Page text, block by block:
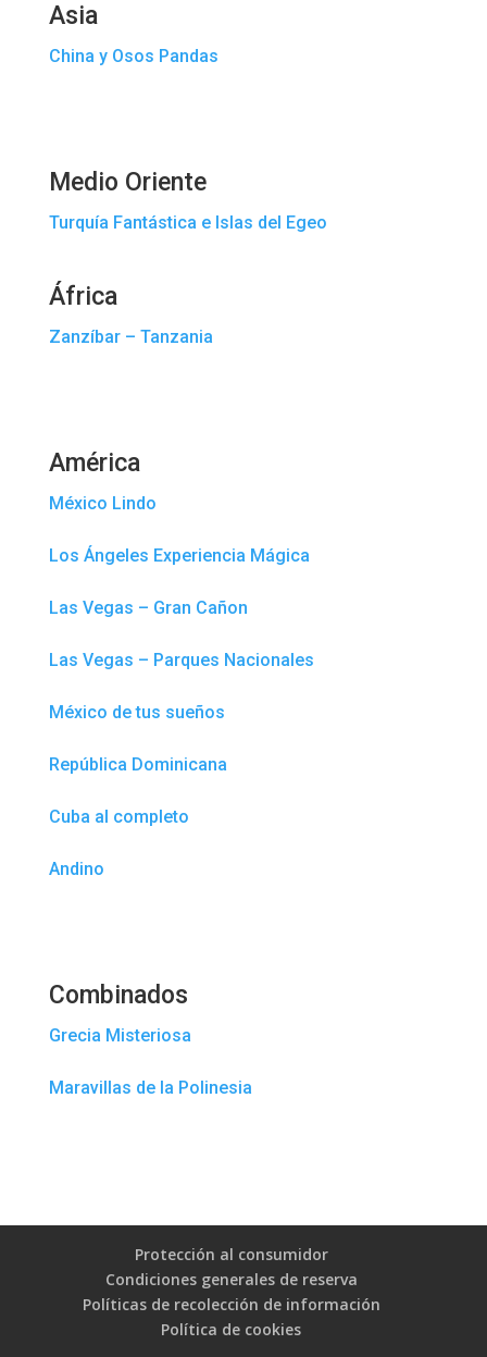
Asia
China y Osos Pandas
Medio Oriente
Turquía Fantástica e Islas del Egeo
África
Zanzíbar – Tanzania
América
México Lindo
Los Ángeles Experiencia Mágica
Las Vegas – Gran Cañon
Las Vegas – Parques Nacionales
México de tus sueños
República Dominicana
Cuba al completo
Andino
Combinados
Grecia Misteriosa
Maravillas de la Polinesia
Protección al consumidor
Condiciones generales de reserva
Políticas de recolección de información
Política de cookies